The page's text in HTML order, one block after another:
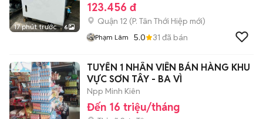
17 phút trước 6
123.456 đ
Quận 12 (P. Tân Thới Hiệp mới)
Phạm Lâm 5.0 31 đã bán
TUYỂN 1 NHÂN VIÊN BÁN HÀNG KHU
VỰC SƠN TÂY - BA VÌ
Npp Minh Kiên
Đến 16 triệu/tháng